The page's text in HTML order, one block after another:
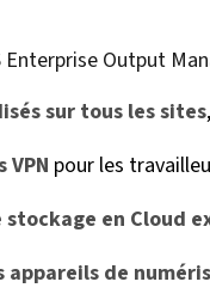
Output
sur tous les sites
pour les
en Cloud
appareils de